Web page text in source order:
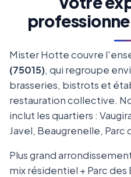
Mister Hotte couvre
(75015), qui regroupe
brasseries, bistrots et
restauration collective.
inclut les quartiers :
Javel, Beaugrenelle, Parc
Plus grand
mix résidentiel + Parc